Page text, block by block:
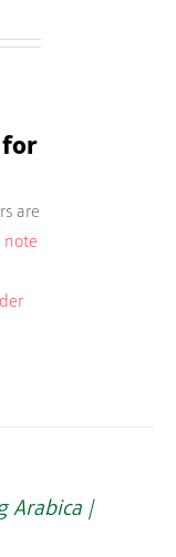
for
are
note
Arabica |